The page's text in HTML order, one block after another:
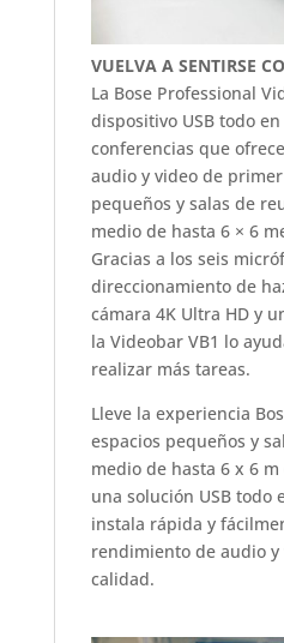
VUELVA A SENTIRSE
La Bose Professional
dispositivo USB todo
conferencias que
audio y video de
pequeños y salas de
medio de hasta 6 × 6
Gracias a los seis
direccionamiento de
cámara 4K Ultra HD y
la Videobar VB1 lo
realizar más tareas.
Lleve la experiencia
espacios pequeños y
medio de hasta 6 x 6 m
una solución USB todo
instala rápida y
rendimiento de audio
calidad.